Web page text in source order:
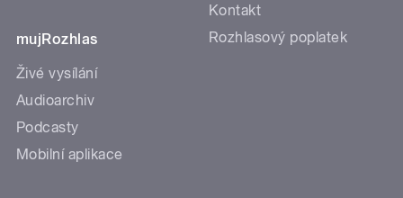
mujRozhlas
Živé vysílání
Audioarchiv
Podcasty
Mobilní aplikace
Kontakt
Rozhlasový poplatek